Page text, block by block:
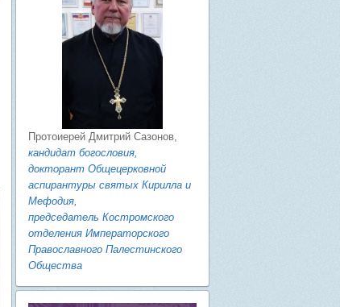
Протоиерей Дмитрий Сазонов,
кандидат богословия,
докторант Общецерковной
аспирантуры святых Кирилла и
Мефодия,
председатель Костромского
отделения Императорского
Православного Палестинского
Общества